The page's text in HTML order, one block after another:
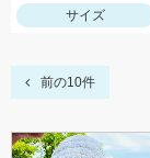
サイズ
前の10件